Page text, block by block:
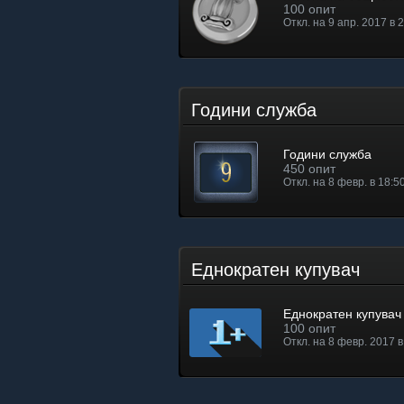
100 опит
Откл. на 9 апр. 2017 в
Години служба
Години служба
450 опит
Откл. на 8 февр. в
Еднократен купувач
Еднократен купувач
100 опит
Откл. на 8 февр. 2017